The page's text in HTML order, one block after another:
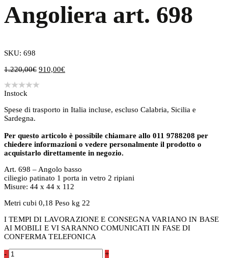
Angoliera art. 698
SKU: 698
1.220,00€ Il
originale
910,00€Il
Instock
Spese di trasporto in Italia incluse, escluso Calabria, Sicilia e
Sardegna.
Per questo articolo è possibile chiamare allo 011 9788208 per
chiedere informazioni o vedere personalmente il prodotto o
acquistarlo direttamente in negozio.
Art. 698 – Angolo basso
ciliegio patinato 1 porta in vetro 2 ripiani
Misure: 44 x 44 x 112
Metri cubi 0,18 Peso kg 22
I TEMPI DI LAVORAZIONE E CONSEGNA VARIANO IN BASE
AI MOBILI E VI SARANNO COMUNICATI IN FASE DI
CONFERMA TELEFONICA
-Angoliera
+